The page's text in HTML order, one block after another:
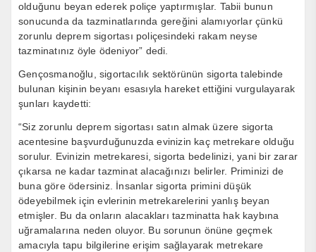
olduğunu beyan ederek poliçe yaptırmışlar. Tabii bunun
sonucunda da tazminatlarında gereğini alamıyorlar çünkü
zorunlu deprem sigortası poliçesindeki rakam neyse
tazminatınız öyle ödeniyor” dedi.
Gençosmanoğlu, sigortacılık sektörünün sigorta talebinde
bulunan kişinin beyanı esasıyla hareket ettiğini vurgulayarak
şunları kaydetti:
“Siz zorunlu deprem sigortası satın almak üzere sigorta
acentesine başvurduğunuzda evinizin kaç metrekare olduğu
sorulur. Evinizin metrekaresi, sigorta bedelinizi, yani bir zarar
çıkarsa ne kadar tazminat alacağınızı belirler. Priminizi de
buna göre ödersiniz. İnsanlar sigorta primini düşük
ödeyebilmek için evlerinin metrekarelerini yanlış beyan
etmişler. Bu da onların alacakları tazminatta hak kaybına
uğramalarına neden oluyor. Bu sorunun önüne geçmek
amacıyla tapu bilgilerine erişim sağlayarak metrekare